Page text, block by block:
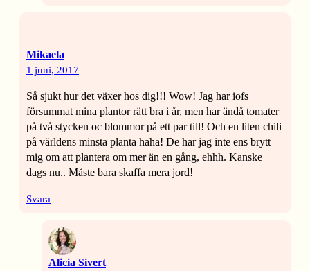
Mikaela
1 juni, 2017
Så sjukt hur det växer hos dig!!! Wow! Jag har iofs
försummat mina plantor rätt bra i år, men har ändå tomater
på två stycken oc blommor på ett par till! Och en liten chili
på världens minsta planta haha! De har jag inte ens brytt
mig om att plantera om mer än en gång, ehhh. Kanske
dags nu.. Måste bara skaffa mera jord!
Svara
Alicia Sivert